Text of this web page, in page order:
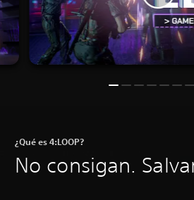
¿Qué es 4:LOOP?
No consigan.